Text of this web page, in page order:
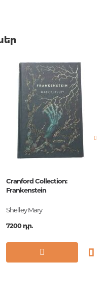
Русский
ոչ
400
О
76x100/32
978-5-04-095068-3
Cranford Collection:
Frankenstein
Shelley Mary
7200 դր.